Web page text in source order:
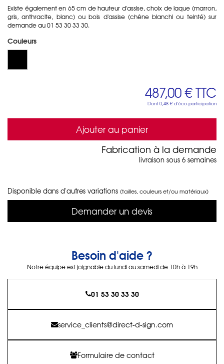
Existe également en 65 cm de hauteur d'assise, choix de laque (marron,
gris, anthracite, blanc) ou bois d'assise (chêne blanchi ou teinté) sur
demande au 01 53 30 33 30.
Couleurs
487,00 €TTC
Dont 0,48 € d'éco-participation
Ajouter au panier
Fabrication à la demande
livraison sous 6 semaines
Disponible dans d'autres variations (tailles, couleurs et/ou matériaux)
Demander un devis
Besoin d'aide ?
Notre équipe est joignable du lundi au samedi de 10h à 19h
01 53 30 33 30
service_clients@direct-d-sign.com
Formulaire de contact